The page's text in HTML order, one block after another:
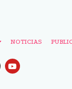
NOTICIAS